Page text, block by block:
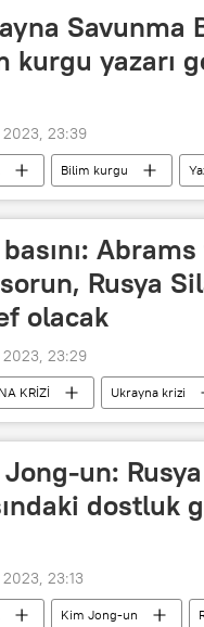
Savunma
kurgu yazarı
2023, 23:39
Bilim kurgu
basını:
Rusya
olacak
2023, 23:29
KRİZİ Ukrayna krizi
Kiev Rusya
un:
dostluk
2023, 23:13
Kim Jong-un